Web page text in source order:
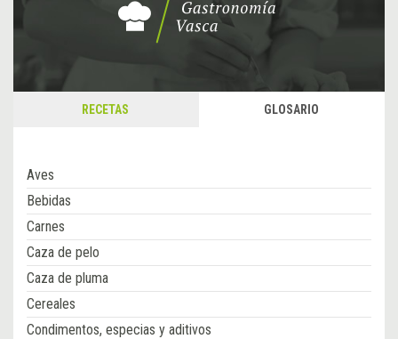
RECETAS GLOSARIO
Aves
Bebidas
Carnes
Caza de pelo
Caza de pluma
Cereales
Condimentos, especias y aditivos